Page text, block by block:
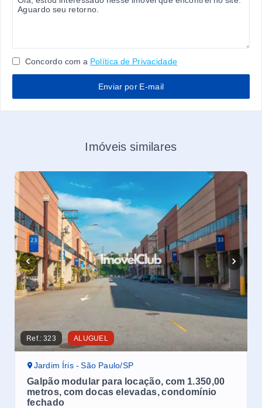
Concordo com a Política de Privacidade
Enviar por E-mail
Imóveis similares
Ref.:323 ALUGUEL
Jardim Íris - São Paulo/SP
Galpão modular para locação, com 1.350,00
metros, com docas elevadas, condomínio
fechado